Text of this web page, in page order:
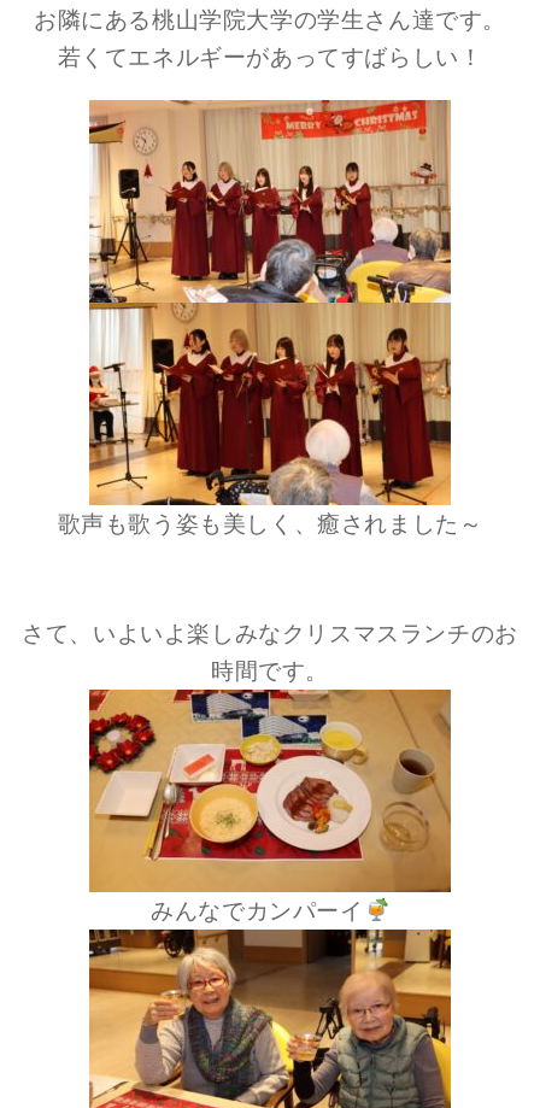
お隣にある桃山学院大学の学生さん達です。
若くてエネルギーがあってすばらしい！
歌声も歌う姿も美しく、癒されました～
さて、いよいよ楽しみなクリスマスランチのお
時間です。
みんなでカンパーイ